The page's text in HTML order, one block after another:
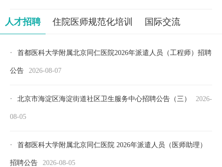
人才招聘 住院医师规范化培训 国际交流
· 首都医科大学附属北京同仁医院2026年派遣人员（工程师）招聘
公告 2026-08-07
· 北京市海淀区海淀街道社区卫生服务中心招聘公告（三） 2026-
08-05
· 首都医科大学附属北京同仁医院 2026年派遣人员（医师助理）
招聘公告 2026-08-05